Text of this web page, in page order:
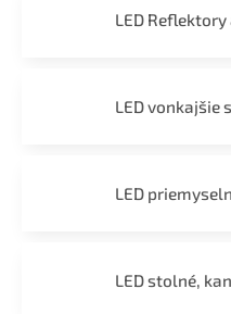
LED
LED vonkajšie
LED
LED stolné,